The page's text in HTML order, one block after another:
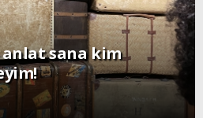
sana kim